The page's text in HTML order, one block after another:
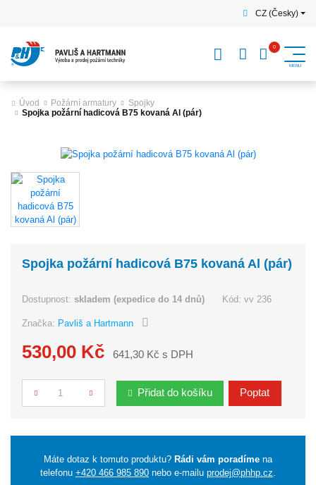
CZ (Česky)
Úvod Požární armatury
Spojky
Spojka požární hadicová B75 kovaná Al (pár)
Spojka požární hadicová B75 kovaná Al (pár)
Dostupnost:skladem (expedice do 14 dnů) Kód: vv 236
Značka: Pavliš a Hartmann
530,00 Kč 641,30 Kč s DPH
Počet Přidat do košíku Poptat
Máte dotaz k tomuto produktu? Rádi vám poradíme na
telefonu +420 466 985 890 nebo e-mailu prodej@phhp.cz.